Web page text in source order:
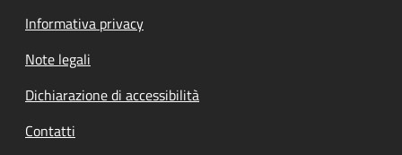
Informativa privacy
Note legali
Dichiarazione di accessibilità
Contatti